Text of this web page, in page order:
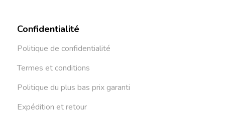
Confidentialité
Politique de confidentialité
Termes et conditions
Politique du plus bas prix garanti
Expédition et retour